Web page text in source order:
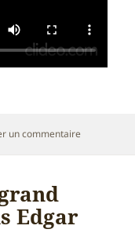
un commentairesur porteur
Edgar